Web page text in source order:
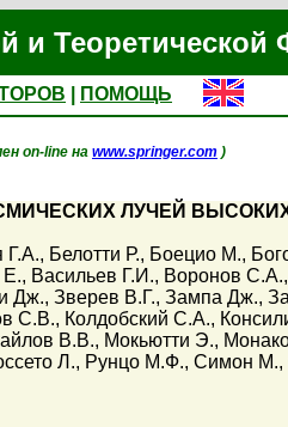
и Теоретической
ПОМОЩЬ
on-line на www.springer.com )
ЛУЧЕЙ
Г.А., Белотти Р., Боецио М.,
Е., Васильев Г.И., Воронов С.А.,
Дж., Зверев В.Г., Зампа Дж.,
С.В., Колдобский С.А.,
В.В., Мокьютти Э.,
Л., Рунцо М.Ф., Симон М.,